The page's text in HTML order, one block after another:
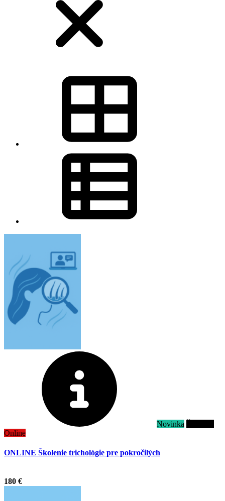
Novinka
Online
ONLINE Školenie trichológie pre pokročilých
180 €